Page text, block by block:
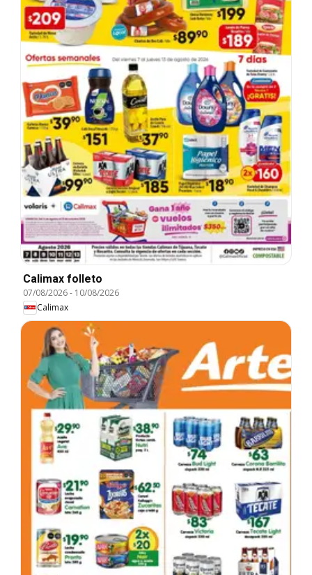
Calimax folleto
07/08/2026- 10/08/2026
Calimax